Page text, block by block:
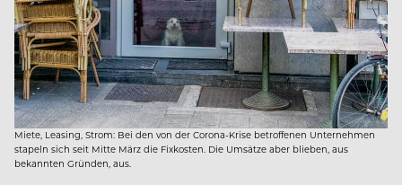
Miete, Leasing, Strom: Bei den von der Corona-Krise betroffenen Unternehmen
stapeln sich seit Mitte März die Fixkosten. Die Umsätze aber blieben, aus
bekannten Gründen, aus.